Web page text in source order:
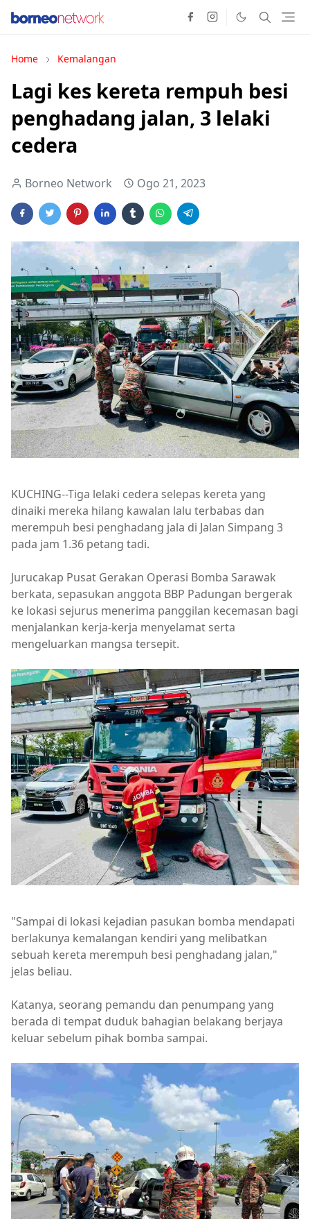
Home Kemalangan
Lagi kes kereta rempuh besi
penghadang jalan, 3 lelaki
cedera
Borneo Network Ogo 21, 2023
KUCHING--Tiga lelaki cedera selepas kereta yang
dinaiki mereka hilang kawalan lalu terbabas dan
merempuh besi penghadang jala di Jalan Simpang 3
pada jam 1.36 petang tadi.
Jurucakap Pusat Gerakan Operasi Bomba Sarawak
berkata, sepasukan anggota BBP Padungan bergerak
ke lokasi sejurus menerima panggilan kecemasan bagi
menjalankan kerja-kerja menyelamat serta
mengeluarkan mangsa tersepit.
"Sampai di lokasi kejadian pasukan bomba mendapati
berlakunya kemalangan kendiri yang melibatkan
sebuah kereta merempuh besi penghadang jalan,"
jelas beliau.
Katanya, seorang pemandu dan penumpang yang
berada di tempat duduk bahagian belakang berjaya
keluar sebelum pihak bomba sampai.